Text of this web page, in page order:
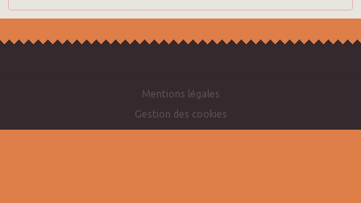
Mentions légales
Gestion des cookies